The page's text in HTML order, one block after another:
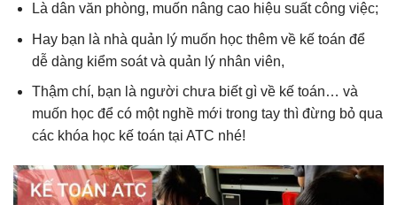
Là dân văn phòng, muốn nâng cao hiệu suất công việc;
Hay bạn là nhà quản lý muốn học thêm về kế toán để
dễ dàng kiểm soát và quản lý nhân viên,
Thậm chí, bạn là người chưa biết gì về kế toán… và
muốn học để có một nghề mới trong tay thì đừng bỏ qua
các khóa học kế toán tại ATC nhé!